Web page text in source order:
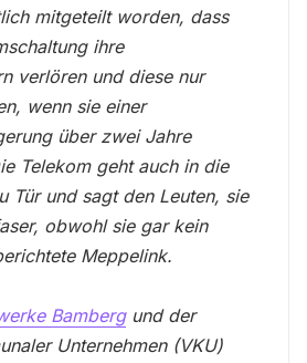
mitgeteilt worden, dass
ihre
verlören und diese nur
wenn sie einer
über zwei Jahre
Telekom geht auch in die
Tür und sagt den Leuten, sie
obwohl sie gar kein
Meppelink.
Bambergund der
Unternehmen (VKU)